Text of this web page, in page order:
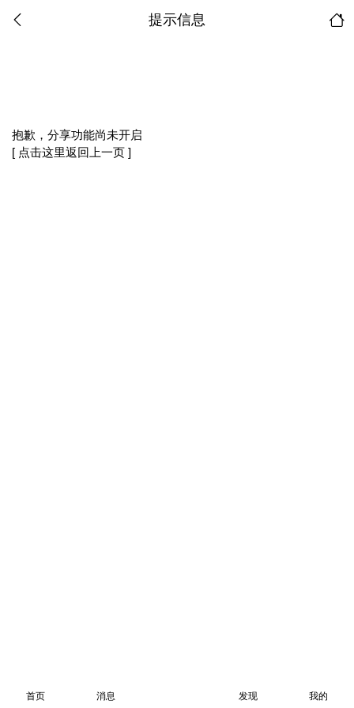
提示信息
抱歉，分享功能尚未开启
[ 点击这里返回上一页 ]
首页 消息 发现 我的